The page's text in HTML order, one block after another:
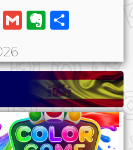
LinkedIn
GmailEvernote